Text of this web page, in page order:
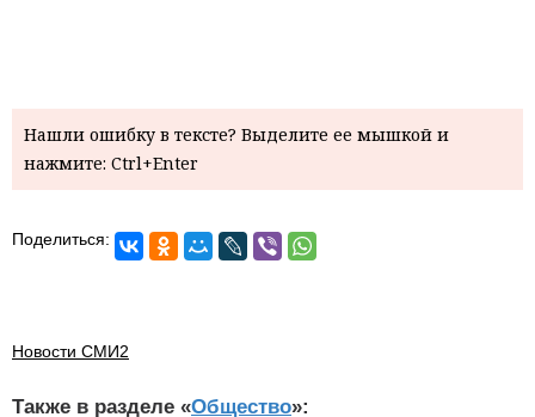
Нашли ошибку в тексте? Выделите ее мышкой и
нажмите: Ctrl+Enter
Поделиться:
Новости СМИ2
Также в разделе «Общество»: